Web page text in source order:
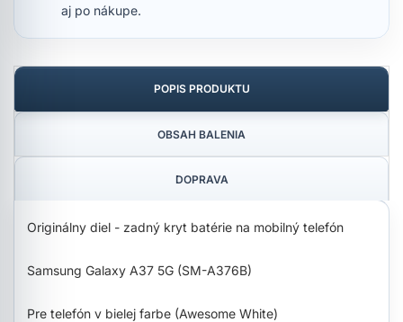
aj po nákupe.
POPIS PRODUKTU
OBSAH BALENIA
DOPRAVA
Originálny diel - zadný kryt batérie na mobilný telefón
Samsung Galaxy A37 5G (SM-A376B)
Pre telefón v bielej farbe (Awesome White)